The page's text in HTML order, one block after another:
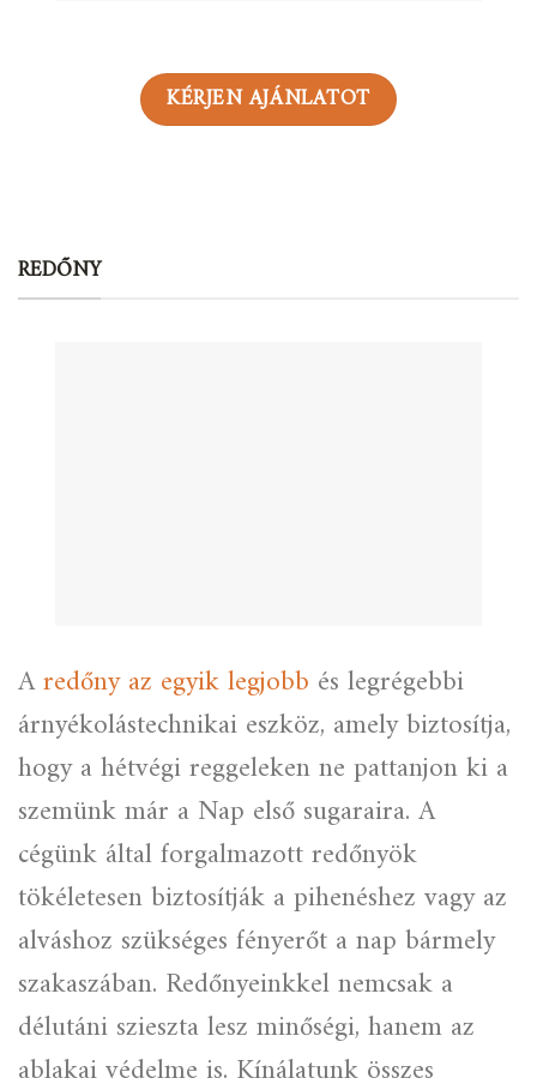
KÉRJEN AJÁNLATOT
REDŐNY
Aredőny az egyik legjobb és legrégebbi
árnyékolástechnikai eszköz, amely biztosítja,
hogy a hétvégi reggeleken ne pattanjon ki a
szemünk már a Nap első sugaraira. A
cégünk által forgalmazott redőnyök
tökéletesen biztosítják a pihenéshez vagy az
alváshoz szükséges fényerőt a nap bármely
szakaszában. Redőnyeinkkel nemcsak a
délutáni szieszta lesz minőségi, hanem az
ablakai védelme is. Kínálatunk összes